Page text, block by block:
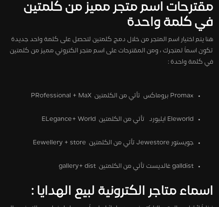
مقترحات اسم متجر مميز من كلمتين
في كلمة واحدة
هنا يتم اختيار اسم المتجر من خلال دمج كلمتين لتحصل على كلمة واحد جديدة
تكون اسماً لمتجرك ، ومن المقترحات على اسم متجر الكتروني مميز من كلمتين
في كلمة واحدة :
Promax بروماكس تأتي من الكلمتين PRofessional + MaX
Eleworld ايليورد تأتي من الكلمتين ELegance+ World
جويستور Jewestore تأتي من الكلمتين Eewellery + store
galldist غالديست تأتي من الكلمتين gallery+ dist
اسماء متاجر الكترونية لبيع الهدايا :